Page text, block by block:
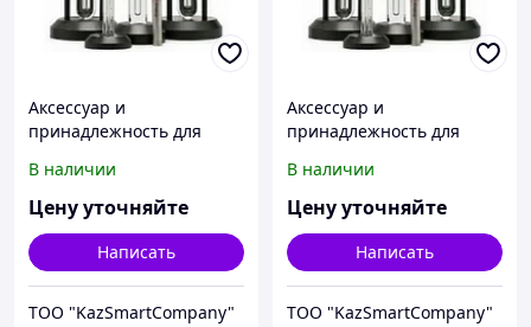
Аксессуар и
принадлежность для
калибровки Fluke
Calibration 3901-22
В наличии
Цену уточняйте
Написать
ТОО "KazSmartCompany"
Аксессуар и
принадлежность для
калибровки Fluke
Calibration 3901-21
В наличии
Цену уточняйте
Написать
ТОО "KazSmartCompany"